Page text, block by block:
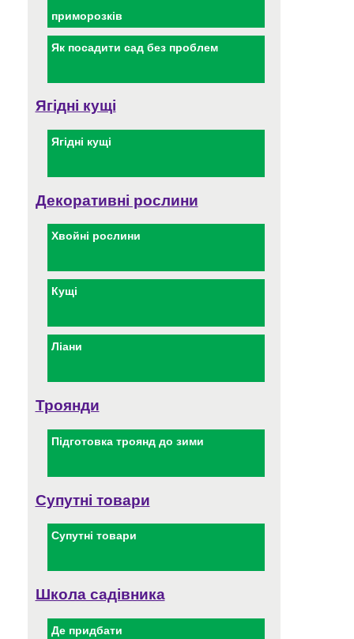
приморозків
Як посадити сад без проблем
Ягідні кущі
Ягідні кущі
Декоративні рослини
Хвойні рослини
Кущі
Ліани
Троянди
Підготовка троянд до зими
Супутні товари
Супутні товари
Школа садівника
Де придбати